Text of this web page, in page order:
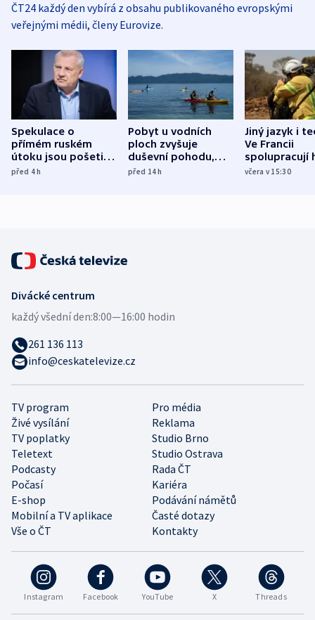
ČT24 každý den vybírá z obsahu publikovaného evropskými
veřejnými médii, členy Eurovize.
Spekulace o
přímém ruském
útoku jsou pošetilé,
míní estonský
před 4h
Pobyt u vodních
ploch zvyšuje
duševní pohodu,
ukázala
před 14h
Jiný jazyk i
Ve Francii
spolupracují
různých zemí
včera v 15:30
Instagram Facebook YouTube X Threads
TV program
Pro média
Živé vysílání
Reklama
TV poplatky
Studio Brno
Teletext
Studio Ostrava
Podcasty
Rada ČT
Počasí
Kariéra
E-shop
Podávání námětů
Mobilní a TV aplikace
Časté dotazy
Vše o ČT
Kontakty
Divácké centrum
každý všední den:8:00—16:00 hodin
261 136 113
info@ceskatelevize.cz